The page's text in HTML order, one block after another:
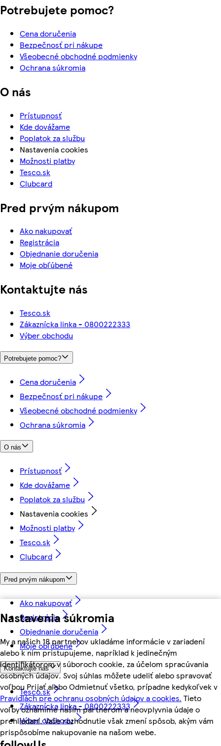
Nastavenia súkromia
My a našich 18 partnerov ukladáme informácie v zariadení
alebo k nim pristupujeme, napríklad k jedinečným
identifikátorom v súboroch cookie, za účelom spracúvania
osobných údajov. Svoj súhlas môžete udeliť alebo spravovať
voľbou Prijať alebo Odmietnuť všetko, prípadne kedykoľvek v
Pravidlách pre ochranu osobných údajov a cookies. Tieto
voľby oznámime našim partnerom a neovplyvnia údaje o
prehliadaní. Vaše rozhodnutie však zmení spôsob, akým vám
prispôsobíme nakupovanie na našom webe.
Potrebujete pomoc?
Cena doručenia
Bezpečnosť pri nákupe
Všeobecné obchodné podmienky
Ochrana súkromia
O nás
Prístupnosť
Kde dovážame
Poplatok za službu
Nastavenia cookies
Možnosti platby
Tesco.sk
Clubcard
Pred prvým nákupom
Ako nakupovať
Registrácia
Objednanie doručenia
Moje obľúbené
Kontaktujte nás
Tesco.sk
Zákaznícka linka - 0800222333
Výber obchodu
Potrebujete pomoc?
Cena doručenia
Bezpečnosť pri nákupe
Všeobecné obchodné podmienky
Ochrana súkromia
O nás
Prístupnosť
Kde dovážame
Poplatok za službu
Nastavenia cookies
Možnosti platby
Tesco.sk
Clubcard
Pred prvým nákupom
Ako nakupovať
Registrácia
Objednanie doručenia
Moje obľúbené
Kontaktujte nás
Tesco.sk
Zákaznícka linka - 0800222333
Výber obchodu